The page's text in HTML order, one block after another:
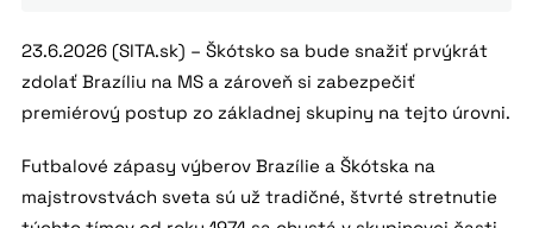
23.6.2026 (SITA.sk) – Škótsko sa bude snažiť prvýkrát
zdolať Brazíliu na MS a zároveň si zabezpečiť
premiérový postup zo základnej skupiny na tejto úrovni.
Futbalové zápasy výberov Brazílie a Škótska na
majstrovstvách sveta sú už tradičné, štvrté stretnutie